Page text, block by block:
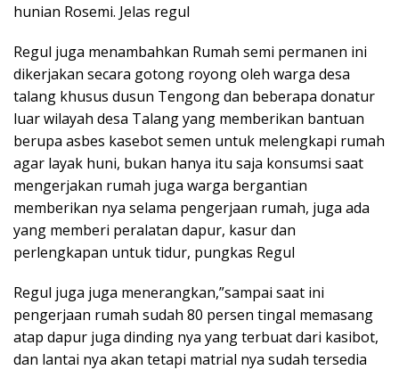
hunian Rosemi. Jelas regul
Regul juga menambahkan Rumah semi permanen ini
dikerjakan secara gotong royong oleh warga desa
talang khusus dusun Tengong dan beberapa donatur
luar wilayah desa Talang yang memberikan bantuan
berupa asbes kasebot semen untuk melengkapi rumah
agar layak huni, bukan hanya itu saja konsumsi saat
mengerjakan rumah juga warga bergantian
memberikan nya selama pengerjaan rumah, juga ada
yang memberi peralatan dapur, kasur dan
perlengkapan untuk tidur, pungkas Regul
Regul juga juga menerangkan,”sampai saat ini
pengerjaan rumah sudah 80 persen tingal memasang
atap dapur juga dinding nya yang terbuat dari kasibot,
dan lantai nya akan tetapi matrial nya sudah tersedia